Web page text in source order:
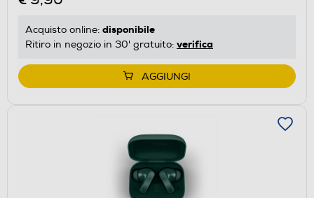
Acquisto online: disponibile
Ritiro in negozio in 30' gratuito: verifica
AGGIUNGI